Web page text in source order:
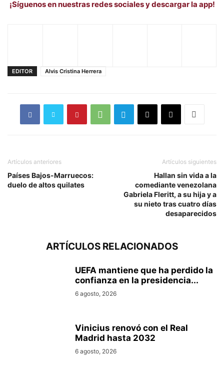
¡Síguenos en nuestras redes sociales y descargar la app!
EDITOR Alvis Cristina Herrera
Artículos anteriores
Países Bajos-Marruecos:
duelo de altos quilates
Artículos siguientes
Hallan sin vida a la
comediante venezolana
Gabriela Fleritt, a su hija y a
su nieto tras cuatro días
desaparecidos
ARTÍCULOS RELACIONADOS
UEFA mantiene que ha perdido la
confianza en la presidencia...
6 agosto, 2026
Vinicius renovó con el Real
Madrid hasta 2032
6 agosto, 2026